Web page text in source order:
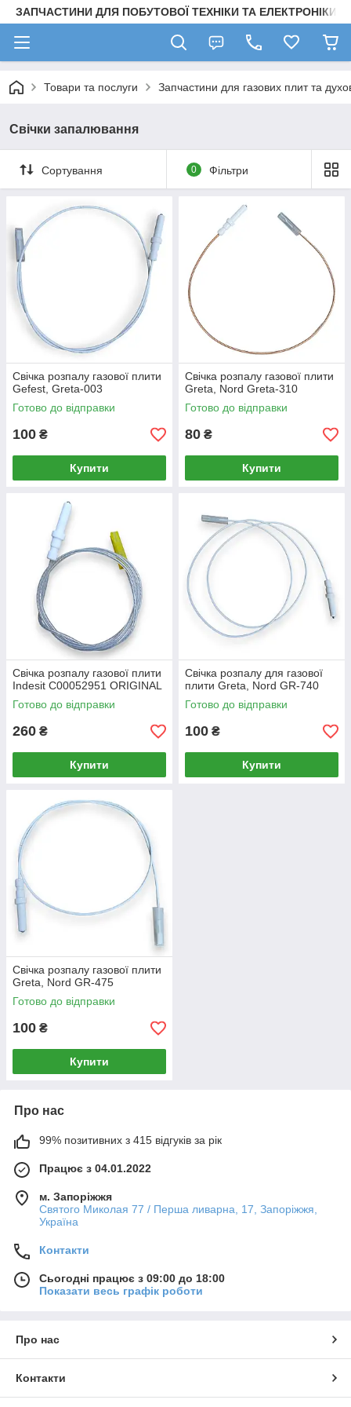
ЗАПЧАСТИНИ ДЛЯ ПОБУТОВОЇ ТЕХНІКИ ТА ЕЛЕКТРОНІКИ
Товари та послуги Запчастини для газових плит та
Свічки запалювання
Сортування 0 Фільтри
Свічка розпалу газової плити
Gefest, Greta-003
Готово до відправки
100 ₴
Купити
Свічка розпалу газової плити
Greta, Nord Greta-310
Готово до відправки
80 ₴
Купити
Свічка розпалу газової плити
Indesit C00052951 ORIGINAL
Готово до відправки
260 ₴
Купити
Свічка розпалу для газової
плити Greta, Nord GR-740
Готово до відправки
100 ₴
Купити
Свічка розпалу газової плити
Greta, Nord GR-475
Готово до відправки
100 ₴
Купити
Про нас
99% позитивних з 415 відгуків за рік
Працює з 04.01.2022
м. Запоріжжя
Святого Миколая 77 / Перша ливарна, 17, Запоріжжя,
Україна
Контакти
Сьогодні працює з 09:00 до 18:00
Показати весь графік роботи
Про нас
Контакти